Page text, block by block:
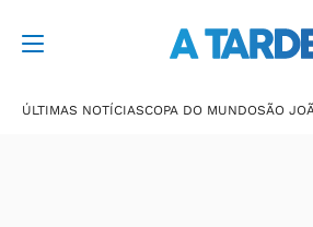
ÚLTIMAS NOTÍCIASCOPA DO MUNDOSÃO